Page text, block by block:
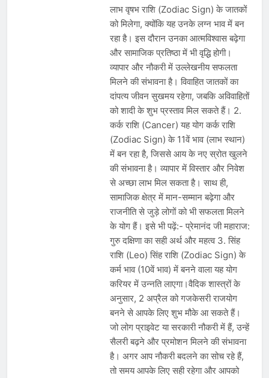
लाभ वृषभ राशि (Zodiac Sign) के जातकों
को मिलेगा, क्योंकि यह उनके लग्न भाव में बन
रहा है। इस दौरान उनका आत्मविश्वास बढ़ेगा
और सामाजिक प्रतिष्ठा में भी वृद्धि होगी।
व्यापार और नौकरी में उल्लेखनीय सफलता
मिलने की संभावना है। विवाहित जातकों का
दांपत्य जीवन सुखमय रहेगा, जबकि अविवाहितों
को शादी के शुभ प्रस्ताव मिल सकते हैं। 2.
कर्क राशि (Cancer) यह योग कर्क राशि
(Zodiac Sign) के 11वें भाव (लाभ स्थान)
में बन रहा है, जिससे आय के नए स्रोत खुलने
की संभावना है। व्यापार में विस्तार और निवेश
से अच्छा लाभ मिल सकता है। साथ ही,
सामाजिक क्षेत्र में मान-सम्मान बढ़ेगा और
राजनीति से जुड़े लोगों को भी सफलता मिलने
के योग हैं। इसे भी पढ़ें:- प्रेमानंद जी महाराज:
गुरु दक्षिणा का सही अर्थ और महत्व 3. सिंह
राशि (Leo) सिंह राशि (Zodiac Sign) के
कर्म भाव (10वें भाव) में बनने वाला यह योग
करियर में उन्नति लाएगा।वैदिक शास्त्रों के
अनुसार, 2 अप्रैल को गजकेसरी राजयोग
बनने से आपके लिए शुभ मौके आ सकते हैं।
जो लोग प्राइवेट या सरकारी नौकरी में हैं, उन्हें
सैलरी बढ़ने और प्रमोशन मिलने की संभावना
है। अगर आप नौकरी बदलने का सोच रहे हैं,
तो समय आपके लिए सही रहेगा और आपको